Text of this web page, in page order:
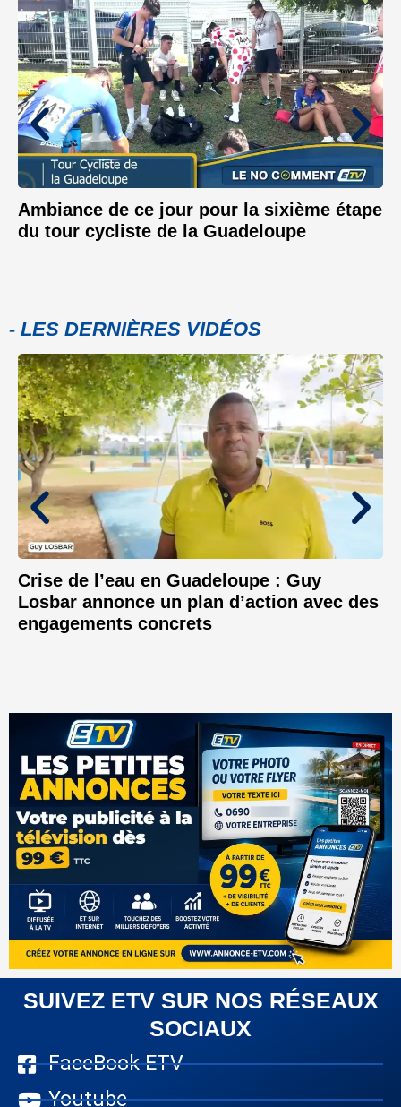
Ambiance de ce jour pour la sixième étape
du tour cycliste de la Guadeloupe
- LES DERNIÈRES VIDÉOS
Crise de l’eau en Guadeloupe : Guy
Losbar annonce un plan d’action avec des
engagements concrets
SUIVEZ ETV SUR NOS RÉSEAUX
SOCIAUX
FaceBook ETV
Youtube